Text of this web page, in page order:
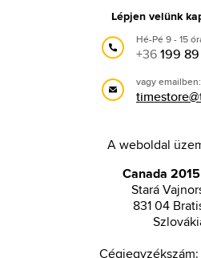
Lépjen velünk
Hé-Pé 9 - 15
+36199
vagy emailben:
A weboldal
Canada
Stará
831 04